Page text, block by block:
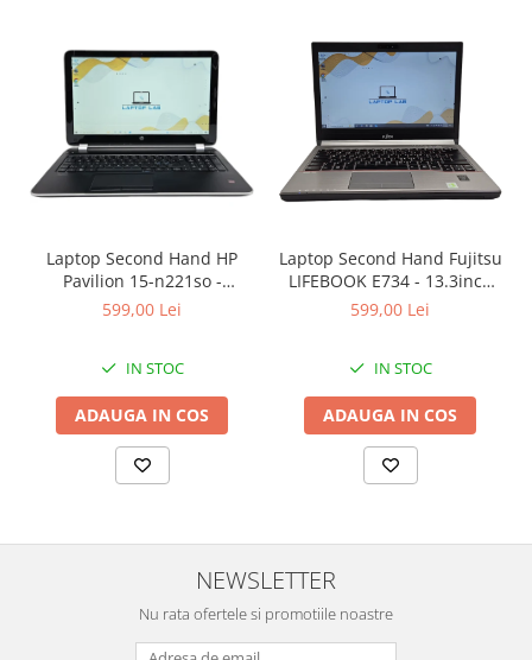
Laptop Second Hand HP
Pavilion 15-n221so -
15.6inch AMD A6-5200 1GB
10 Refurbished
599,00 Lei
IN STOC
ADAUGA IN COS
Laptop Second Hand Fujitsu
LIFEBOOK E734 - 13.3inch
Intel I5-4310M 8GB RAM
599,00 Lei
IN STOC
ADAUGA IN COS
NEWSLETTER
Nu rata ofertele si promotiile noastre